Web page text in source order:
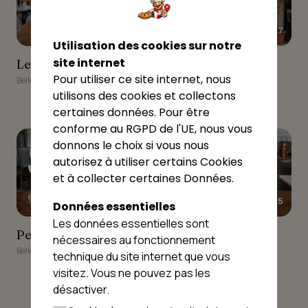
Le Mekong
★★★★★
Le Mekong
Belley
4.7
Carthage
Belley
Petite Faim Antalya
9
★★★★★
Petite Faim Antalya
Belley
Pizza Lolorico
10
★★★★★ 4.5
Pizza Lolorico
Belley
Utilisation des cookies sur notre
site internet
Pour utiliser ce site internet, nous
utilisons des cookies et collectons
certaines données. Pour être
conforme au RGPD de l'UE, nous vous
donnons le choix si vous nous
autorisez à utiliser certains Cookies
et à collecter certaines Données.
Données essentielles
Les données essentielles sont
nécessaires au fonctionnement
technique du site internet que vous
visitez. Vous ne pouvez pas les
désactiver.